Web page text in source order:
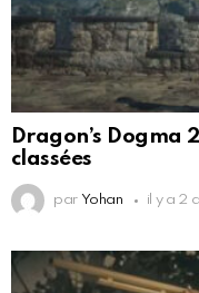
Dragon’s Dogma
classées
par Yohan il y a 2